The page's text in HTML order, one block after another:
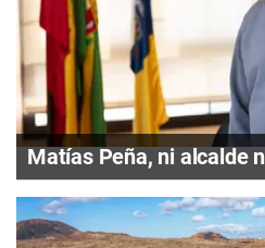
Matías Peña, ni alcalde